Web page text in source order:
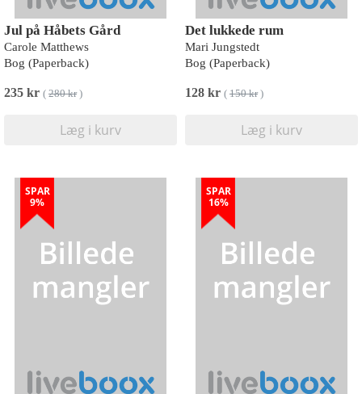
Jul på Håbets Gård
Carole Matthews
Bog (Paperback)
235 kr ( 280 kr)
Læg i kurv
Det lukkede rum
Mari Jungstedt
Bog (Paperback)
128 kr ( 150 kr)
Læg i kurv
SPAR
9%
SPAR
16%